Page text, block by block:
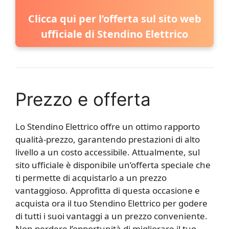
Clicca qui per l’offerta sul sito web
ufficiale di Stendino Elettrico
Prezzo e offerta
Lo Stendino Elettrico offre un ottimo rapporto
qualità-prezzo, garantendo prestazioni di alto
livello a un costo accessibile. Attualmente, sul
sito ufficiale è disponibile un’offerta speciale che
ti permette di acquistarlo a un prezzo
vantaggioso. Approfitta di questa occasione e
acquista ora il tuo Stendino Elettrico per godere
di tutti i suoi vantaggi a un prezzo conveniente.